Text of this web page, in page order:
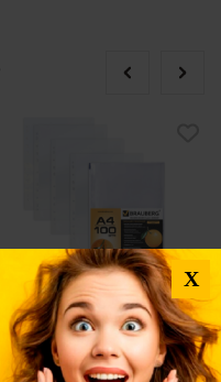
вкладыш перфорированный
толщина 45 мкм, 100 штук в
BRAUBERG
корка" 221713
X